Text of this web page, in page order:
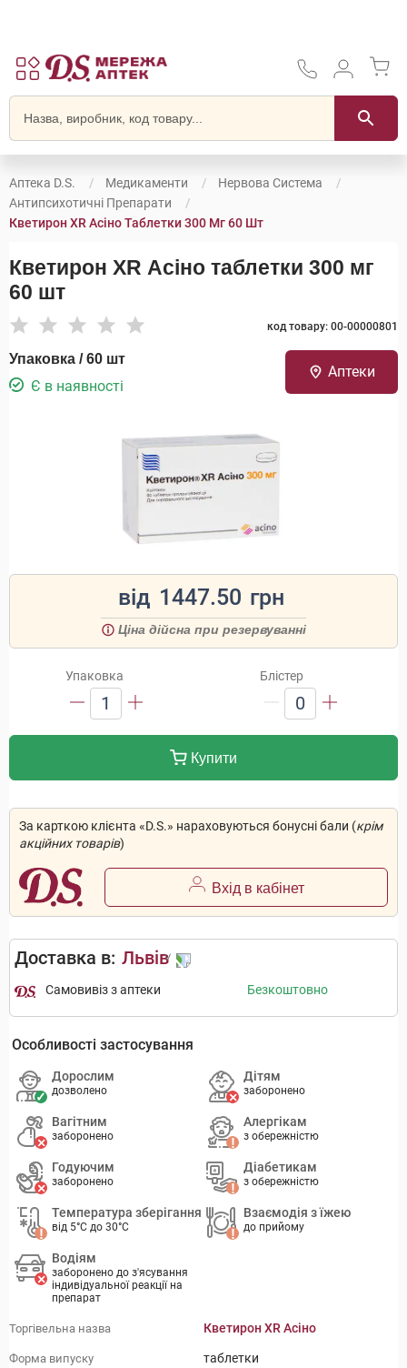
Аптека D.S. Медикаменти
Нервова Система
Антипсихотичні Препарати
Кветирон XR Асіно Таблетки 300 Мг 60 Шт
Кветирон XR Асіно таблетки 300 мг
60 шт
код товару: 00-00000801
Упаковка / 60 шт
Є в наявності
Аптеки
від 1447.50 грн
Ціна дійсна при резервуванні
Упаковка
1
Блістер
0
Купити
За карткою клієнта «D.S.» нараховуються бонусні бали (крім
акційних товарів)
Вхід в кабінет
Доставка в: Львів
Самовивіз з аптеки Безкоштовно
Особливості застосування
Дорослим
дозволено
Дітям
заборонено
Вагітним
заборонено
Алергікам
з обережністю
Годуючим
заборонено
Діабетикам
з обережністю
Температура зберігання
від 5°C до 30°C
Взаємодія з їжею
до прийому
Водіям
заборонено до з'ясування
індивідуальної реакції на
препарат
Торгівельна назва Кветирон XR Асіно
Форма випуску таблетки